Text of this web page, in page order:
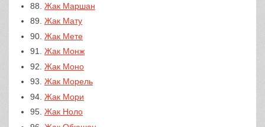
88. Жак Маршан
89. Жак Мату
90. Жак Мете
91. Жак Монж
92. Жак Моно
93. Жак Морель
94. Жак Мори
95. Жак Ноло